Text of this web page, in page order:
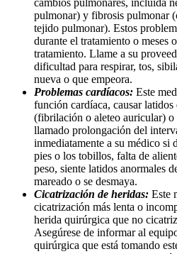
cambios pulmonares, incluida
pulmonar) y fibrosis pulmonar
tejido pulmonar). Estos
durante el tratamiento o meses
tratamiento. Llame a su
dificultad para respirar, tos,
nueva o que empeora.
Problemas cardíacos: Este
función cardíaca, causar latidos
(fibrilación o aleteo auricular)
llamado prolongación del
inmediatamente a su médico si
pies o los tobillos, falta de
peso, siente latidos anormales
mareado o se desmaya.
Cicatrización de heridas: Este
cicatrización más lenta o
herida quirúrgica que no
Asegúrese de informar al
quirúrgica que está tomando